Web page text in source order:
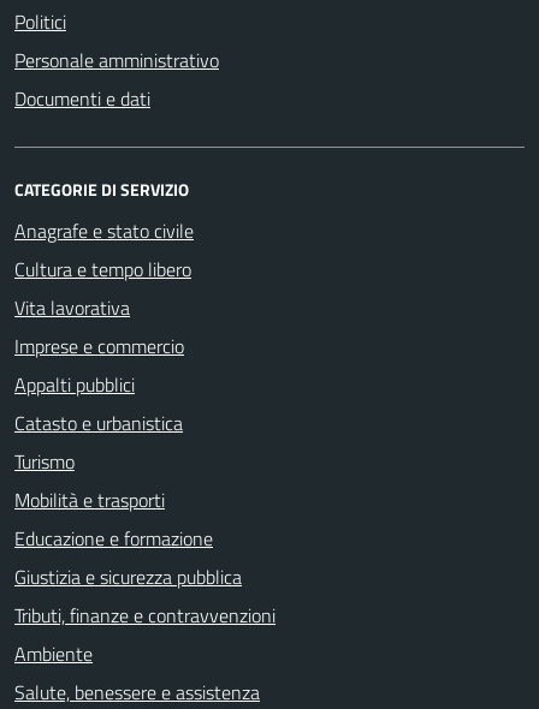
Politici
Personale amministrativo
Documenti e dati
CATEGORIE DI SERVIZIO
Anagrafe e stato civile
Cultura e tempo libero
Vita lavorativa
Imprese e commercio
Appalti pubblici
Catasto e urbanistica
Turismo
Mobilità e trasporti
Educazione e formazione
Giustizia e sicurezza pubblica
Tributi, finanze e contravvenzioni
Ambiente
Salute, benessere e assistenza